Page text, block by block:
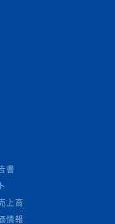
書
上高
情報